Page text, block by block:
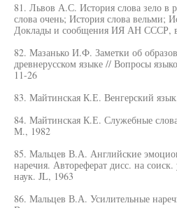
81. Львов А.С. История слова зело в
слова очень; История слова вельми;
Доклады и сообщения ИЯ АН СССР,
82. Мазанько И.Ф. Заметки об
древнерусском языке // Вопросы
11-26
83. Майтинская К.Е. Венгерский
84. Майтинская К.Е. Служебные
М., 1982
85. Мальцев В.А. Английские
наречия. Автореферат дисс. на
наук. JL, 1963
86. Мальцев В.А. Усилительные